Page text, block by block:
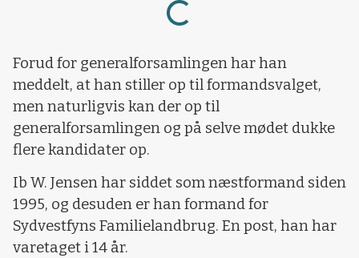
Loading...
Forud for generalforsamlingen har han
meddelt, at han stiller op til formandsvalget,
men naturligvis kan der op til
generalforsamlingen og på selve mødet dukke
flere kandidater op.
Ib W. Jensen har siddet som næstformand siden
1995, og desuden er han formand for
Sydvestfyns Familielandbrug. En post, han har
varetaget i 14 år.